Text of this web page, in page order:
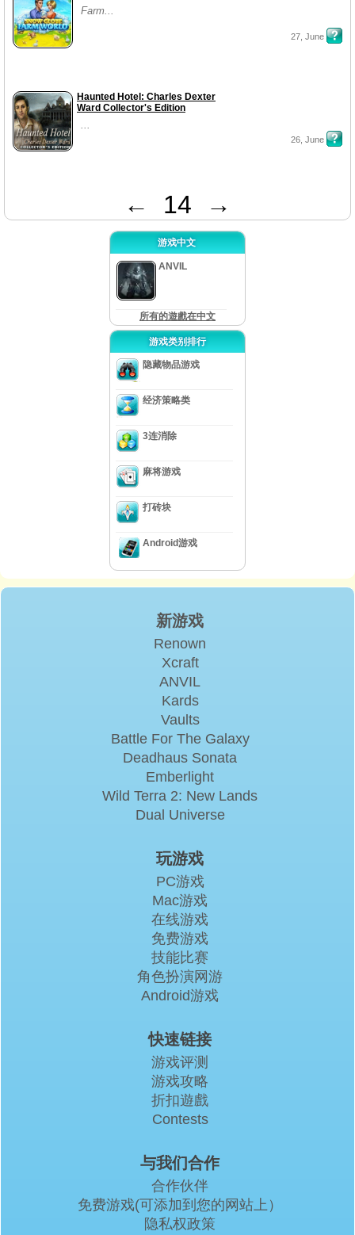
Farm...
27, June
Haunted Hotel: Charles Dexter
Ward Collector's Edition
...
26, June
← 14 →
游戏中文
ANVIL
所有的遊戲在中文
游戏类别排行
隐藏物品游戏
经济策略类
3连消除
麻将游戏
打砖块
Android游戏
新游戏
Renown
Xcraft
ANVIL
Kards
Vaults
Battle For The Galaxy
Deadhaus Sonata
Emberlight
Wild Terra 2: New Lands
Dual Universe
玩游戏
PC游戏
Mac游戏
在线游戏
免费游戏
技能比赛
角色扮演网游
Android游戏
快速链接
游戏评测
游戏攻略
折扣遊戲
Contests
与我们合作
合作伙伴
免费游戏(可添加到您的网站上）
隐私权政策